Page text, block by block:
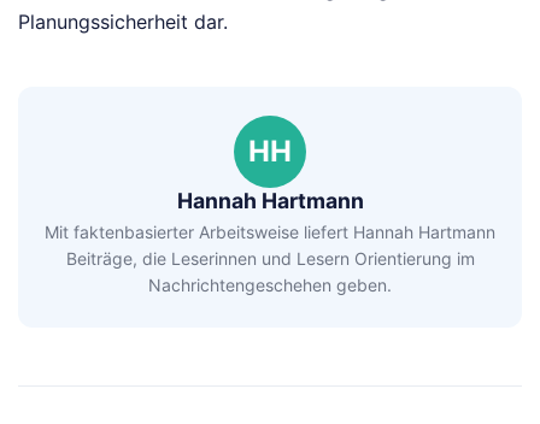
Planungssicherheit dar.
HH
Hannah Hartmann
Mit faktenbasierter Arbeitsweise liefert Hannah Hartmann
Beiträge, die Leserinnen und Lesern Orientierung im
Nachrichtengeschehen geben.